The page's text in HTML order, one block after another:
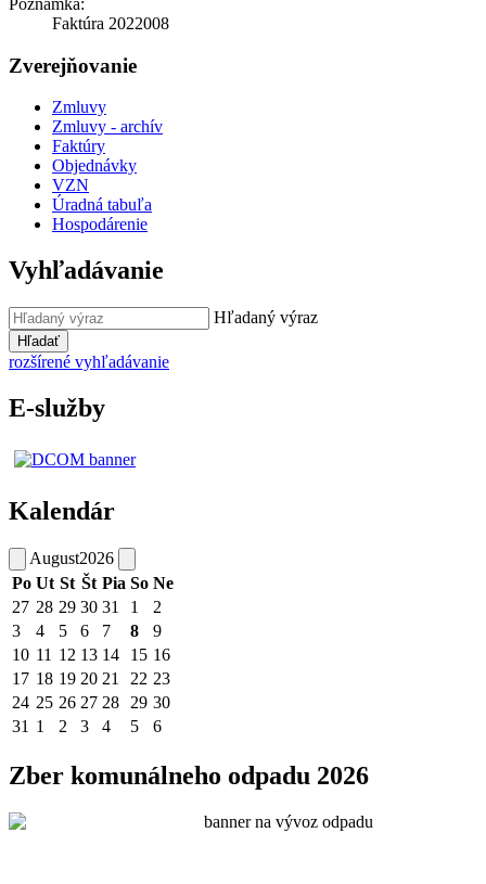
Faktúra 2022008
Zverejňovanie
Zmluvy
Zmluvy - archív
Faktúry
Objednávky
VZN
Úradná tabuľa
Hospodárenie
Vyhľadávanie
Hľadaný výraz
Hľadať
rozšírené vyhľadávanie
E-služby
Kalendár
August2026
Po Ut St Št Pia So Ne
27 28 29 30 31 1
2
3
4 5 6 7 8
9
10 11 12 13 14 15 16
17 18 19 20 21 22 23
24 25 26 27 28 29 30
31 1 2 3 4 5 6
Zber komunálneho odpadu 2026